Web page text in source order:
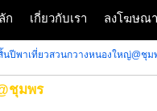
ก เกี่ยวกับเรา ลงโฆษณา
ปีพาเที่ยวสวนกวางหนองใหญ่@ชุม
ชุมพร